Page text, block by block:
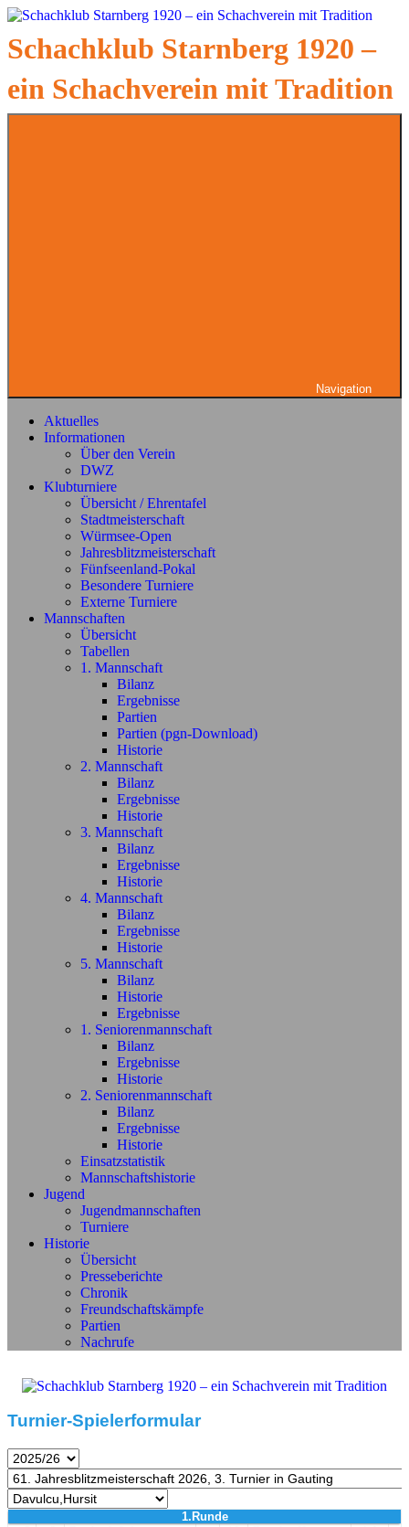
Zum
springen
Schachklub Starnberg 1920 –
ein Schachverein mit Tradition
Navigation
Aktuelles
Informationen
Über den Verein
DWZ
Klubturniere
Übersicht / Ehrentafel
Stadtmeisterschaft
Würmsee-Open
Jahresblitzmeisterschaft
Fünfseenland-Pokal
Besondere Turniere
Externe Turniere
Mannschaften
Übersicht
Tabellen
1. Mannschaft
Bilanz
Ergebnisse
Partien
Partien (pgn-Download)
Historie
2. Mannschaft
Bilanz
Ergebnisse
Historie
3. Mannschaft
Bilanz
Ergebnisse
Historie
4. Mannschaft
Bilanz
Ergebnisse
Historie
5. Mannschaft
Bilanz
Historie
Ergebnisse
1. Seniorenmannschaft
Bilanz
Ergebnisse
Historie
2. Seniorenmannschaft
Bilanz
Ergebnisse
Historie
Einsatzstatistik
Mannschaftshistorie
Jugend
Jugendmannschaften
Turniere
Historie
Übersicht
Presseberichte
Chronik
Freundschaftskämpfe
Partien
Nachrufe
Turnier-Spielerformular
1.Runde